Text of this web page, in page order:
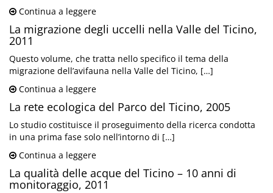
Continua a leggere
La migrazione degli uccelli nella Valle del Ticino,
2011
Questo volume, che tratta nello specifico il tema della
migrazione dell’avifauna nella Valle del Ticino, […]
Continua a leggere
La rete ecologica del Parco del Ticino, 2005
Lo studio costituisce il proseguimento della ricerca condotta
in una prima fase solo nell’intorno di […]
Continua a leggere
La qualità delle acque del Ticino – 10 anni di
monitoraggio, 2011